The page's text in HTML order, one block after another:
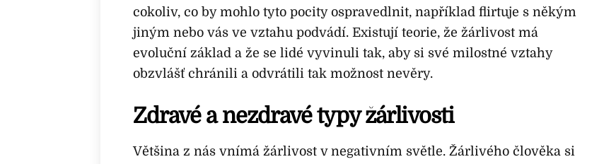
cokoliv, co by mohlo tyto pocity ospravedlnit, například flirtuje s někým
jiným nebo vás ve vztahu podvádí. Existují teorie, že žárlivost má
evoluční základ a že se lidé vyvinuli tak, aby si své milostné vztahy
obzvlášť chránili a odvrátili tak možnost nevěry.
Zdravé a nezdravé typy žárlivosti
Většina z nás vnímá žárlivost v negativním světle. Žárlivého člověka si